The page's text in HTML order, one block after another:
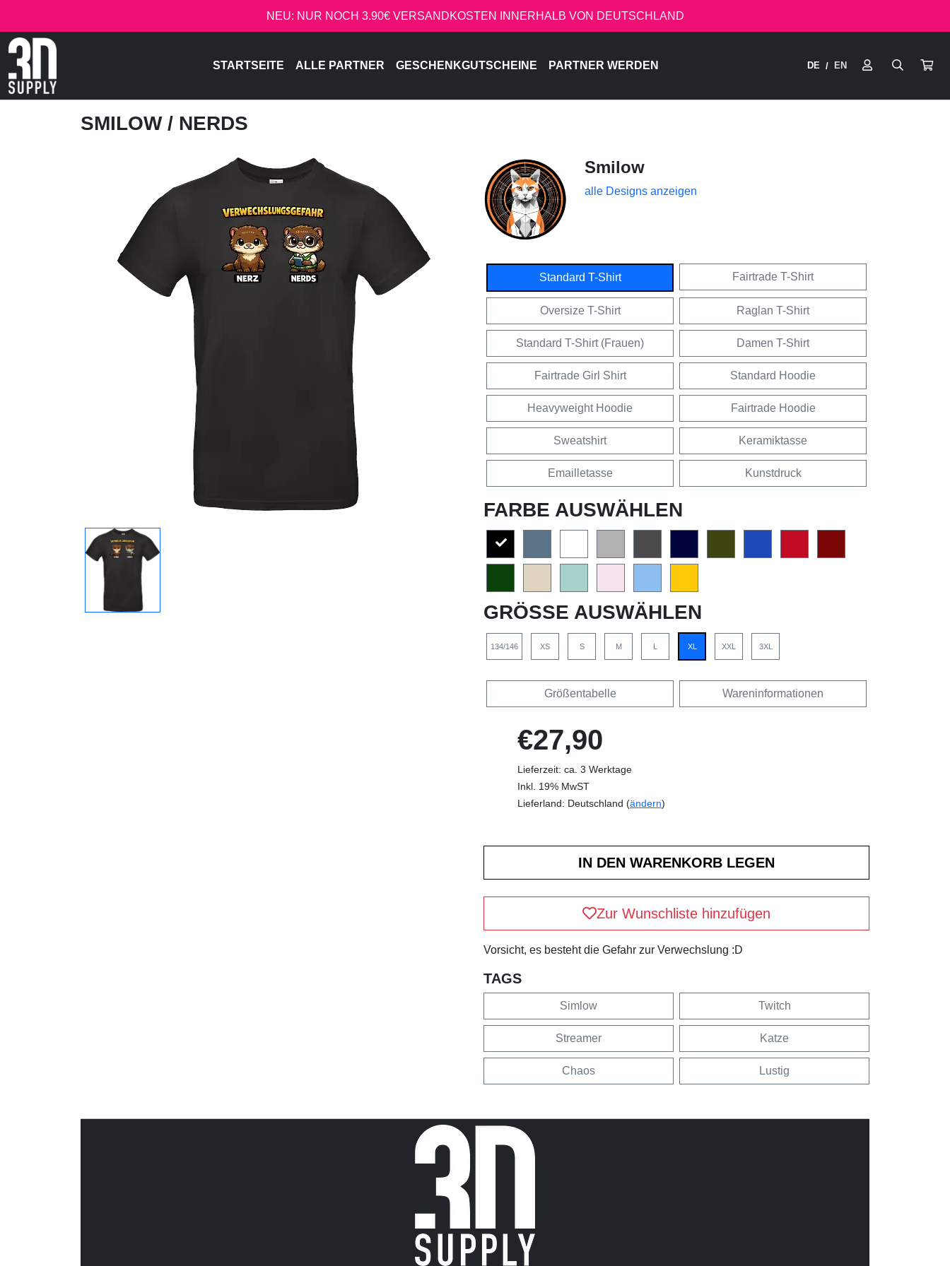
NEU: NUR NOCH 3.90€ VERSANDKOSTEN INNERHALB VON DEUTSCHLAND
STARTSEITE ALLE PARTNER GESCHENKGUTSCHEINE PARTNER WERDEN DE / EN
SMILOW / NERDS
Smilow
alle Designs anzeigen
Standard T-Shirt Fairtrade T-Shirt
Oversize T-Shirt Raglan T-Shirt
Standard T-Shirt (Frauen) Damen T-Shirt
Fairtrade Girl Shirt Standard Hoodie
Heavyweight Hoodie Fairtrade Hoodie
Sweatshirt Keramiktasse
Emailletasse Kunstdruck
FARBE AUSWÄHLEN
GRÖSSE AUSWÄHLEN
134/146 XS S M XL XXL 3XL
Größentabelle Wareninformationen
€27,90
Lieferzeit: ca. 3 Werktage
Inkl. 19% MwST
Lieferland: Deutschland (ändern)
Zur Wunschliste hinzufügen
Vorsicht, es besteht die Gefahr zur Verwechslung :D
TAGS
Simlow Twitch
Streamer Katze
Chaos Lustig